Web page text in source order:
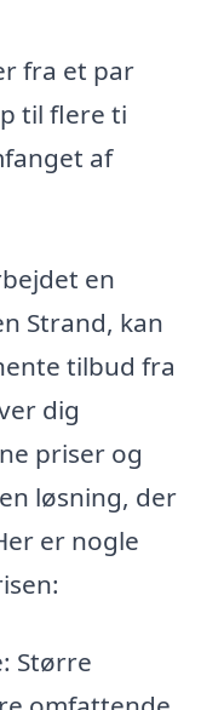
fra et par
til flere ti
af
en
Strand, kan
tilbud fra
dig
priser og
løsning, der
er nogle
Større